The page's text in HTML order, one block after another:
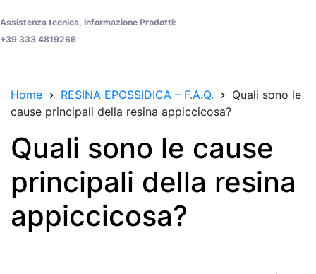
Assistenza tecnica, Informazione Prodotti:
+39 333 4819266
Home RESINA EPOSSIDICA – F.A.Q.
Quali sono le
cause principali della resina appiccicosa?
Quali sono le cause
principali della resina
appiccicosa?